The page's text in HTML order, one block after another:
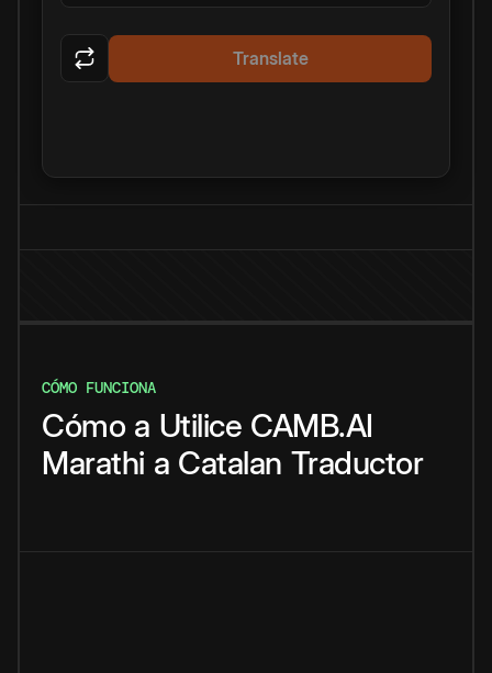
Translate
CÓMO FUNCIONA
Cómo a Utilice CAMB.AI
Marathi a Catalan Traductor